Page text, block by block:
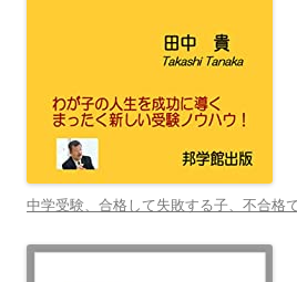
中学受験、合格して失敗する子、不合格